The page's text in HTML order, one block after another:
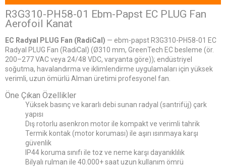
R3G310-PH58-01 Ebm-Papst EC PLUG Fan
Aerofoil Kanat
EC Radyal PLUG Fan (RadiCal) — ebm-papst R3G310-PH58-01 EC
Radyal PLUG Fan (RadiCal) (Ø310 mm, GreenTech EC besleme (ör.
200–277 VAC veya 24/48 VDC, varyanta göre)); endüstriyel
soğutma, havalandırma ve iklimlendirme uygulamaları için yüksek
verimli, uzun ömürlü Alman üretimi profesyonel fan.
Öne Çıkan Özellikler
Yüksek basınç ve kararlı debi sunan radyal (santrifüj) çark
yapısı
Dış rotorlu asenkron motor ile kompakt ve verimli tahrik
Termik kontak (motor koruması) ile aşırı ısınmaya karşı
güvenlik
IP44 koruma sınıfı ile toz ve neme karşı dayanıklılık
Bilyalı rulman ile 40.000+ saat uzun kullanım ömrü